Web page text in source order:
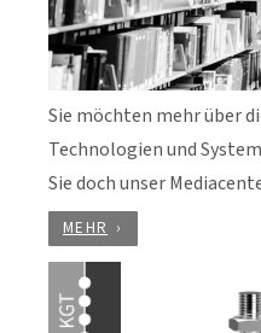
Sie möchten mehr über
Technologien und
Sie doch unser
MEHR